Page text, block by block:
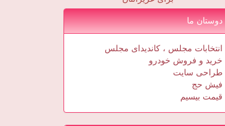
دوستان ما
انتخابات مجلس ، کاندیدای مجلس
خرید و فروش خودرو
طراحی سایت
فیش حج
قیمت بیسیم